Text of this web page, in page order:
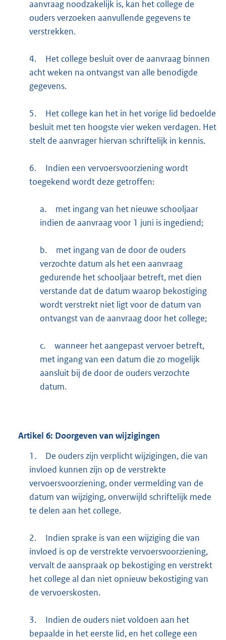
aanvraag noodzakelijk is, kan het college de
ouders verzoeken aanvullende gegevens te
verstrekken.
4.
Het college besluit over de aanvraag binnen
acht weken na ontvangst van alle benodigde
gegevens.
5.
Het college kan het in het vorige lid bedoelde
besluit met ten hoogste vier weken verdagen. Het
stelt de aanvrager hiervan schriftelijk in kennis.
6.
Indien een vervoersvoorziening wordt
toegekend wordt deze getroffen:
a.
met ingang van het nieuwe schooljaar
indien de aanvraag voor 1 juni is ingediend;
b.
met ingang van de door de ouders
verzochte datum als het een aanvraag
gedurende het schooljaar betreft, met dien
verstande dat de datum waarop bekostiging
wordt verstrekt niet ligt voor de datum van
ontvangst van de aanvraag door het college;
c.
wanneer het aangepast vervoer betreft,
met ingang van een datum die zo mogelijk
aansluit bij de door de ouders verzochte
datum.
Artikel 6: Doorgeven van wijzigingen
1.
De ouders zijn verplicht wijzigingen, die van
invloed kunnen zijn op de verstrekte
vervoersvoorziening, onder vermelding van de
datum van wijziging, onverwijld schriftelijk mede
te delen aan het college.
2.
Indien sprake is van een wijziging die van
invloed is op de verstrekte vervoersvoorziening,
vervalt de aanspraak op bekostiging en verstrekt
het college al dan niet opnieuw bekostiging van
de vervoerskosten.
3.
Indien de ouders niet voldoen aan het
bepaalde in het eerste lid, en het college een